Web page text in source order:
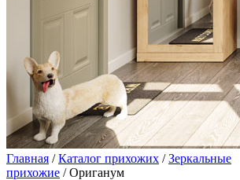
Главная /Каталог прихожих /Зеркальные
прихожие / Ориганум